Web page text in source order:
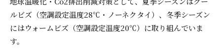
ルビズ（空調設定温度28℃・ノーネクタイ）、冬季シーズン
にはウォームビズ（空調設定温度20℃）に取り組んでいま
す。